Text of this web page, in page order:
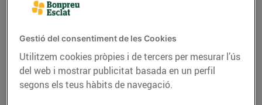
Gestió del consentiment de les Cookies
Utilitzem cookies pròpies i de tercers per mesurar l’ús
del web i mostrar publicitat basada en un perfil
segons els teus hàbits de navegació.